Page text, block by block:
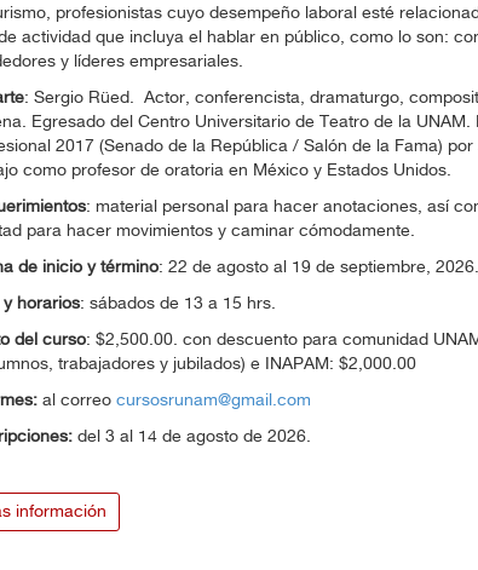
profesionistas cuyo desempeño laboral esté
actividad que incluya el hablar en público, como lo son:
y líderes empresariales.
: Sergio Rüed. Actor, conferencista, dramaturgo,
Egresado del Centro Universitario de Teatro de la
2017 (Senado de la República / Salón de la Fama)
como profesor de oratoria en México y Estados Unidos.
: material personal para hacer anotaciones, así
para hacer movimientos y caminar cómodamente.
de inicio y término: 22 de agosto al 19 de septiembre, 2026.
y horarios: sábados de 13 a 15 hrs.
del curso: $2,500.00. con descuento para comunidad
trabajadores y jubilados) e INAPAM: $2,000.00
al correo cursosrunam@gmail.com
del 3 al 14 de agosto de 2026.
información